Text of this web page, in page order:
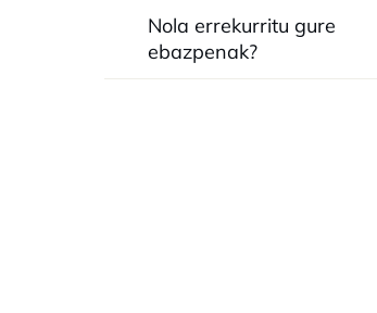
Nola errekurritu gure
ebazpenak?